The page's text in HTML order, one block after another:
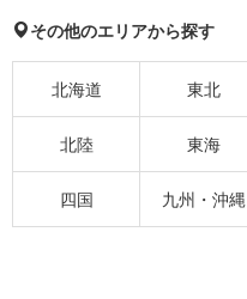
その他のエリアから探す
北海道 東北
北陸 東海
四国 九州・沖縄